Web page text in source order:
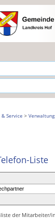
zur Startseite
Service > Verwaltung
Liste
der Mitarbeiter/